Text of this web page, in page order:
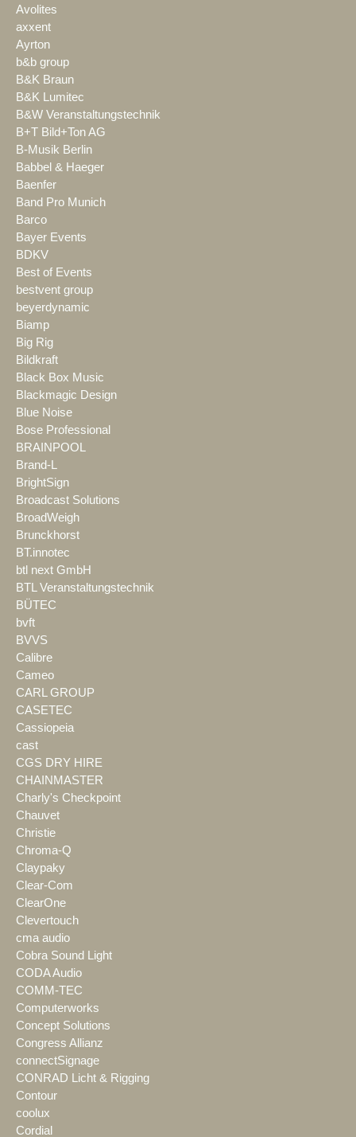
Avolites
axxent
Ayrton
b&b group
B&K Braun
B&K Lumitec
B&W Veranstaltungstechnik
B+T Bild+Ton AG
B-Musik Berlin
Babbel & Haeger
Baenfer
Band Pro Munich
Barco
Bayer Events
BDKV
Best of Events
bestvent group
beyerdynamic
Biamp
Big Rig
Bildkraft
Black Box Music
Blackmagic Design
Blue Noise
Bose Professional
BRAINPOOL
Brand-L
BrightSign
Broadcast Solutions
BroadWeigh
Brunckhorst
BT.innotec
btl next GmbH
BTL Veranstaltungstechnik
BÜTEC
bvft
BVVS
Calibre
Cameo
CARL GROUP
CASETEC
Cassiopeia
cast
CGS DRY HIRE
CHAINMASTER
Charly's Checkpoint
Chauvet
Christie
Chroma-Q
Claypaky
Clear-Com
ClearOne
Clevertouch
cma audio
Cobra Sound Light
CODA Audio
COMM-TEC
Computerworks
Concept Solutions
Congress Allianz
connectSignage
CONRAD Licht & Rigging
Contour
coolux
Cordial